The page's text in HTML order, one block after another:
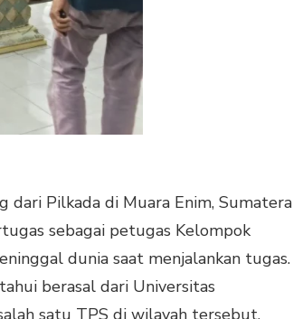
dari Pilkada di Muara Enim, Sumatera
sebagai petugas Kelompok
dunia saat menjalankan tugas.
berasal dari Universitas
satu TPS di wilayah tersebut.